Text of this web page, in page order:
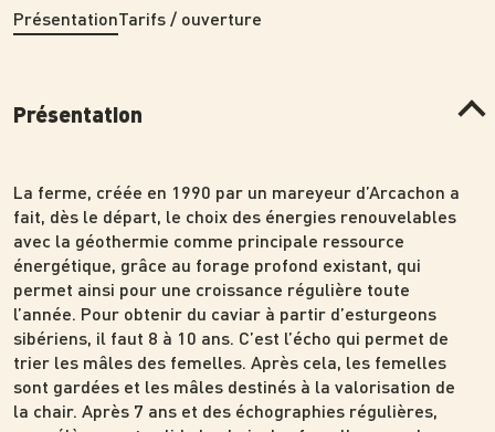
PrésentationTarifs / ouverture
Présentation
La ferme, créée en 1990 par un mareyeur d’Arcachon a
fait, dès le départ, le choix des énergies renouvelables
avec la géothermie comme principale ressource
énergétique, grâce au forage profond existant, qui
permet ainsi pour une croissance régulière toute
l’année. Pour obtenir du caviar à partir d’esturgeons
sibériens, il faut 8 à 10 ans. C’est l’écho qui permet de
trier les mâles des femelles. Après cela, les femelles
sont gardées et les mâles destinés à la valorisation de
la chair. Après 7 ans et des échographies régulières,